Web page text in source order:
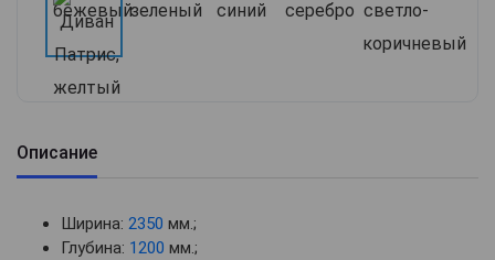
Описание
Ширина: 2350 мм.;
Глубина: 1200 мм.;